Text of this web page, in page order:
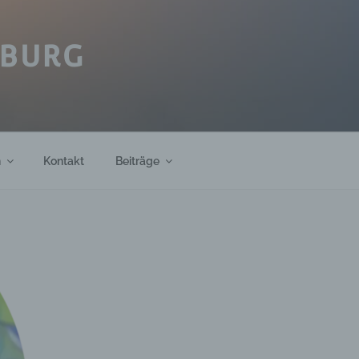
Kontakt Beiträge